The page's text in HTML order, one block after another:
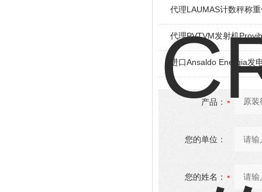
代理LAUMAS计数秤称
代理PVTVM发射机
进口Ansaldo Energia发
产品：
您的单位：
您的姓名：